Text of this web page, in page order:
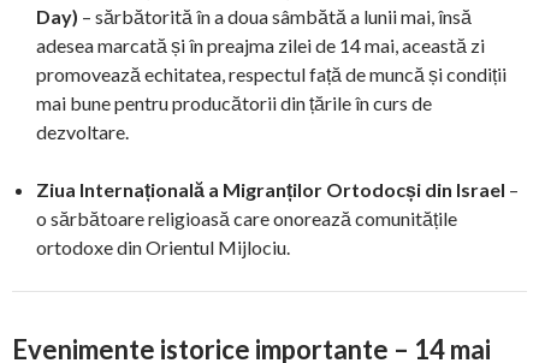
Day) – sărbătorită în a doua sâmbătă a lunii mai, însă
adesea marcată și în preajma zilei de 14 mai, această zi
promovează echitatea, respectul față de muncă și condiții
mai bune pentru producătorii din țările în curs de
dezvoltare.
Ziua Internațională a Migranților Ortodocși din Israel –
o sărbătoare religioasă care onorează comunitățile
ortodoxe din Orientul Mijlociu.
Evenimente istorice importante – 14 mai